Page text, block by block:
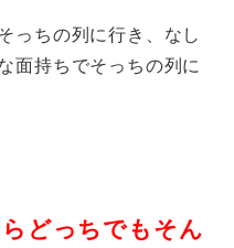
っちの列に行き、なし
面持ちでそっちの列に
どっちでもそん